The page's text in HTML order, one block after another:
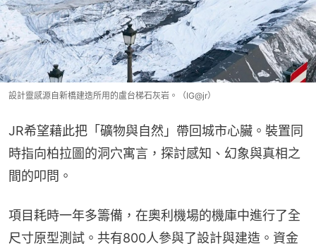
設計靈感源自新橋建造所用的盧台梯石灰岩。（IG@jr）
JR希望藉此把「礦物與自然」帶回城市心臟。裝置同
時指向柏拉圖的洞穴寓言，探討感知、幻象與真相之
間的叩問。
項目耗時一年多籌備，在奧利機場的機庫中進行了全
尺寸原型測試。共有800人參與了設計與建造。資金